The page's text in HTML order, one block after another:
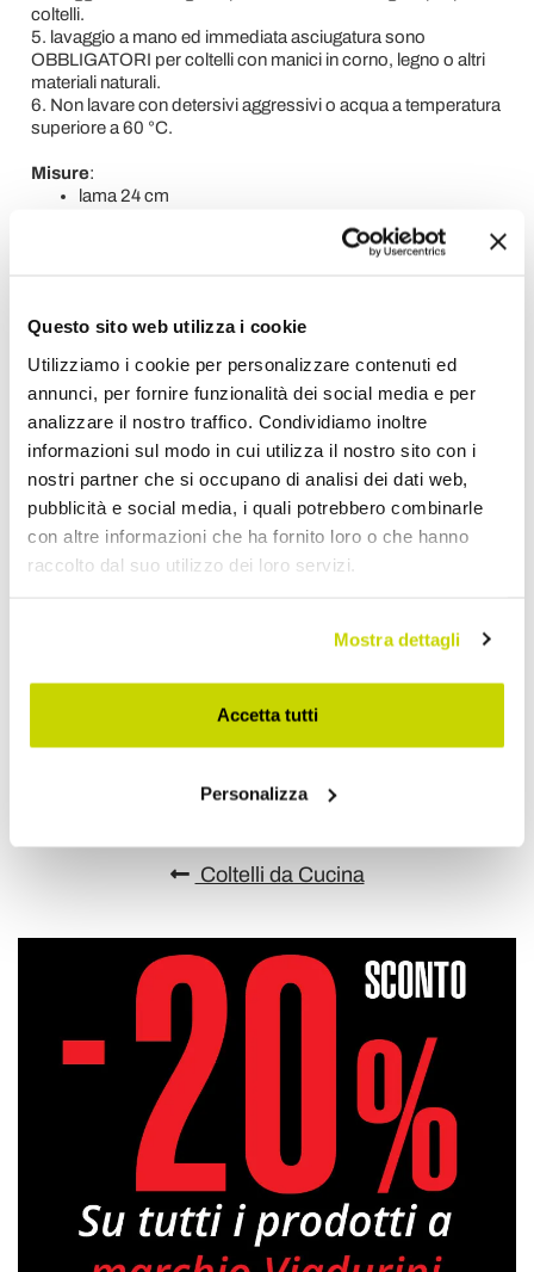
Questo sito web utilizza i cookie
Utilizziamo i cookie per personalizzare contenuti ed
annunci, per fornire funzionalità dei social media e per
analizzare il nostro traffico. Condividiamo inoltre
informazioni sul modo in cui utilizza il nostro sito con i
nostri partner che si occupano di analisi dei dati web,
pubblicità e social media, i quali potrebbero combinarle
con altre informazioni che ha fornito loro o che hanno
raccolto dal suo utilizzo dei loro servizi.
Mostra dettagli
Accetta tutti
Personalizza
coltelli.
5. lavaggio a mano ed immediata asciugatura sono
OBBLIGATORI per coltelli con manici in corno, legno o altri
materiali naturali.
6. Non lavare con detersivi aggressivi o acqua a temperatura
superiore a 60 °C.
Misure:
lama 24 cm
Richiedi Informazioni
Opinione dei clienti
Devi accedere per poter scrivere la tua opinione.
Invia la tua opinione su questo prodotto
Coltelli da Cucina